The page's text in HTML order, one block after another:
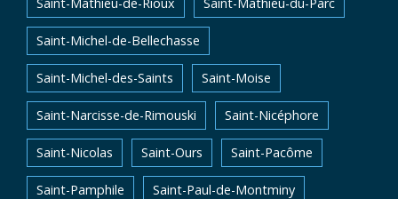
Saint-Michel-de-Bellechasse
Saint-Michel-des-Saints Saint-Moise
Saint-Narcisse-de-Rimouski Saint-Nicéphore
Saint-Nicolas Saint-Ours Saint-Pacôme
Saint-Pamphile Saint-Paul-de-Montminy